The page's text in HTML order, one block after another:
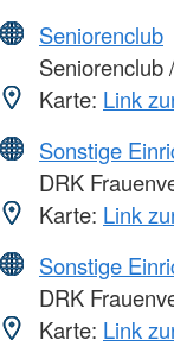
Seniorenclub
Seniorenclub
Karte: Link
Sonstige
DRK
Karte: Link
Sonstige
DRK
Karte: Link